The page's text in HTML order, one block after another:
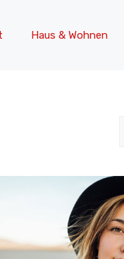
Haus & Wohnen